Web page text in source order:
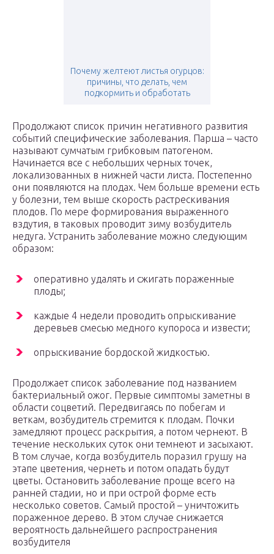
Почему желтеют листья огурцов:
причины, что делать, чем
подкормить и обработать
Продолжают список причин негативного развития
событий специфические заболевания. Парша – часто
называют сумчатым грибковым патогеном.
Начинается все с небольших черных точек,
локализованных в нижней части листа. Постепенно
они появляются на плодах. Чем больше времени есть
у болезни, тем выше скорость растрескивания
плодов. По мере формирования выраженного
вздутия, в таковых проводит зиму возбудитель
недуга. Устранить заболевание можно следующим
образом:
оперативно удалять и сжигать пораженные
плоды;
каждые 4 недели проводить опрыскивание
деревьев смесью медного купороса и извести;
опрыскивание бордоской жидкостью.
Продолжает список заболевание под названием
бактериальный ожог. Первые симптомы заметны в
области соцветий. Передвигаясь по побегам и
веткам, возбудитель стремится к плодам. Почки
замедляют процесс раскрытия, а потом чернеют. В
течение нескольких суток они темнеют и засыхают.
В том случае, когда возбудитель поразил грушу на
этапе цветения, чернеть и потом опадать будут
цветы. Остановить заболевание проще всего на
ранней стадии, но и при острой форме есть
несколько советов. Самый простой – уничтожить
пораженное дерево. В этом случае снижается
вероятность дальнейшего распространения
возбудителя